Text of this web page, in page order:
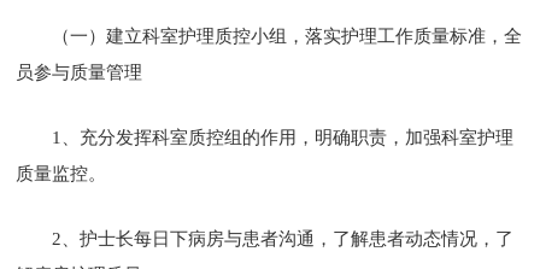
（一）建立科室护理质控小组，落实护理工作质量标准，全
员参与质量管理
1、充分发挥科室质控组的作用，明确职责，加强科室护理
质量监控。
2、护士长每日下病房与患者沟通，了解患者动态情况，了